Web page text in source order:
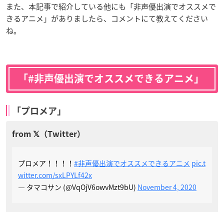
また、本記事で紹介している他にも「非声優出演でオススメで
きるアニメ」がありましたら、コメントにて教えてください
ね。
「#非声優出演でオススメできるアニメ」
「プロメア」
プロメア！！！！ #非声優出演でオススメできるアニメ pic.t
witter.com/sxLPYLf42x
— タマコサン (@VqOjV6owvMzt9bU) November 4, 2020